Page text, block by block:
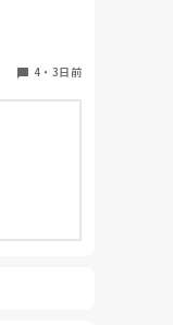
抱いて
4 ・ 3日前